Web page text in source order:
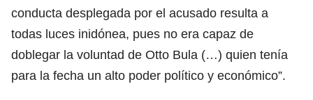
conducta desplegada por el acusado resulta a
todas luces inidónea, pues no era capaz de
doblegar la voluntad de Otto Bula (…) quien tenía
para la fecha un alto poder político y económico”.